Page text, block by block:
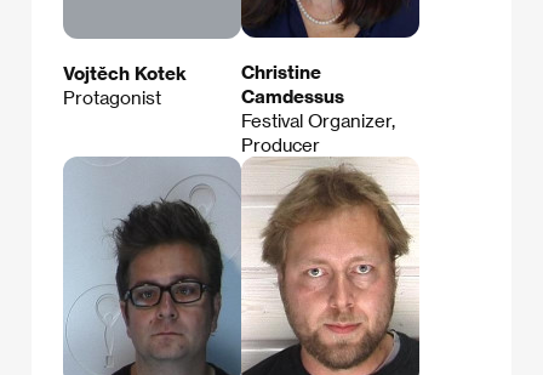
Vojtěch Kotek
Protagonist
Christine
Camdessus
Festival Organizer,
Producer